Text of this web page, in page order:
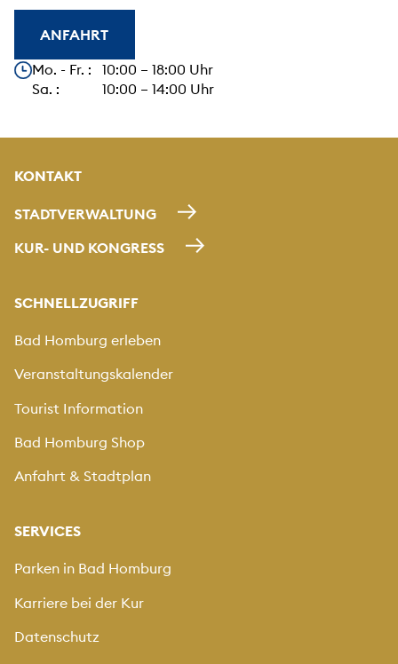
ANFAHRT
Unsere Öffnungszeiten
Mo. - Fr. : 10:00 – 18:00 Uhr
Sa. : 10:00 – 14:00 Uhr
KONTAKT
STADTVERWALTUNG
KUR- UND KONGRESS
SCHNELLZUGRIFF
Bad Homburg erleben
Veranstaltungskalender
Tourist Information
Bad Homburg Shop
Anfahrt & Stadtplan
SERVICES
Parken in Bad Homburg
Karriere bei der Kur
Datenschutz